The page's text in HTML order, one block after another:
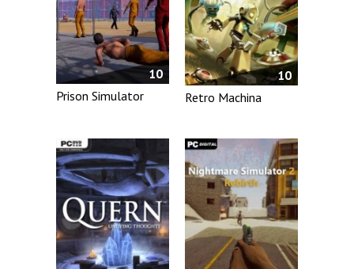
10
Prison Simulator
10
Retro Machina